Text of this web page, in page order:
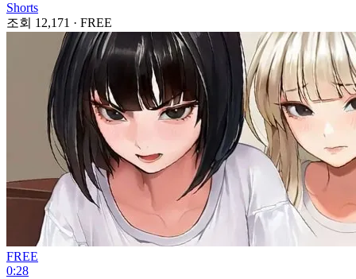
Shorts
조회 12,171 · FREE
FREE
0:28